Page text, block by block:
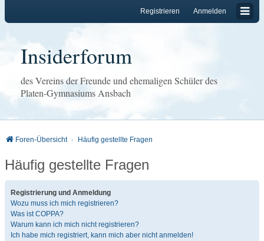
Anmelden
Registrieren
Insiderforum
des Vereins der Freunde und ehemaligen Schüler des
Platen-Gymnasiums Ansbach
Foren-Übersicht Häufig gestellte Fragen
Häufig gestellte Fragen
Registrierung und Anmeldung
Wozu muss ich mich registrieren?
Was ist COPPA?
Warum kann ich mich nicht registrieren?
Ich habe mich registriert, kann mich aber nicht anmelden!